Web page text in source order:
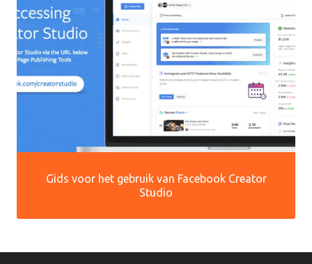
Gids voor het gebruik van Facebook Creator
Studio